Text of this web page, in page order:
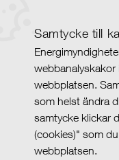
Samtycke till
webbplatsen.
som helst ändra
samtycke klickar
(cookies)" som
webbplatsen.